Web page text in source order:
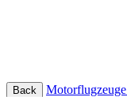
Back Motorflugzeuge